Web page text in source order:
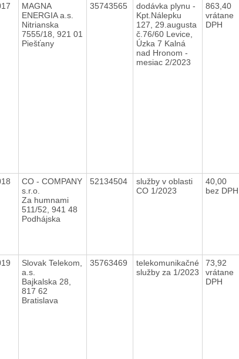
MAGNA
ENERGIA a.s.
Nitrianska
7555/18, 921 01
Piešťany
35743565
dodávka plynu -
Kpt.Nálepku
127, 29.augusta
č.76/60 Levice,
Úzka 7 Kalná
nad Hronom -
mesiac 2/2023
863,40
vrátane
DPH
CO - COMPANY
s.r.o.
Za humnami
511/52, 941 48
Podhájska
52134504
služby v oblasti
CO 1/2023
40,00
bez DPH
Slovak Telekom,
a.s.
Bajkalska 28,
817 62
Bratislava
35763469
telekomunikačné
služby za 1/2023
73,92
vrátane
DPH